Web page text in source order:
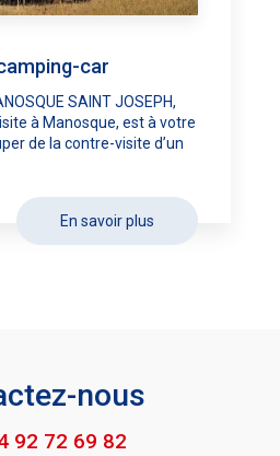
car
SAINT JOSEPH,
à Manosque, est à votre
de la contre-visite d’un
En savoir plus
nous
92 72 69 82